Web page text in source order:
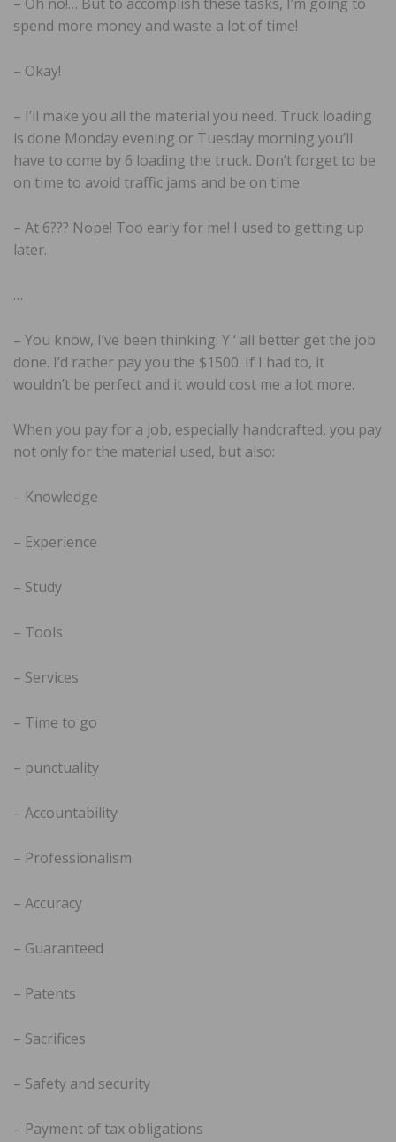
spend more money and waste a lot of time!
– Okay!
– I’ll make you all the material you need. Truck loading
is done Monday evening or Tuesday morning you’ll
have to come by 6 loading the truck. Don’t forget to be
on time to avoid traffic jams and be on time
– At 6??? Nope! Too early for me! I used to getting up
later.
…
– You know, I’ve been thinking. Y ‘ all better get the job
done. I’d rather pay you the $1500. If I had to, it
wouldn’t be perfect and it would cost me a lot more.
When you pay for a job, especially handcrafted, you pay
not only for the material used, but also:
– Knowledge
– Experience
– Study
– Tools
– Services
– Time to go
– punctuality
– Accountability
– Professionalism
– Accuracy
– Guaranteed
– Patents
– Sacrifices
– Safety and security
– Payment of tax obligations